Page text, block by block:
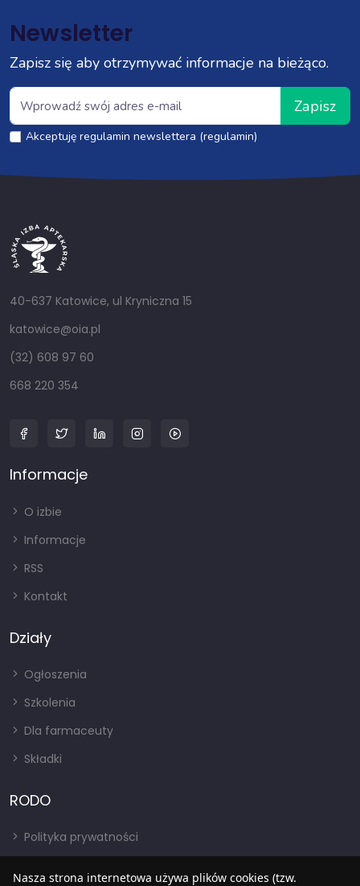
Newsletter
Zapisz się aby otrzymywać informacje na bieżąco.
Zapisz
Akceptuję regulamin newslettera (regulamin)
40-637 Katowice, ul Kryniczna 15
katowice@oia.pl
(32) 608 97 60
668 220 354
Informacje
O izbie
Informacje
RSS
Kontakt
Działy
Ogłoszenia
Szkolenia
Dla farmaceuty
Składki
RODO
Polityka prywatności
Nasza strona internetowa używa plików cookies (tzw.